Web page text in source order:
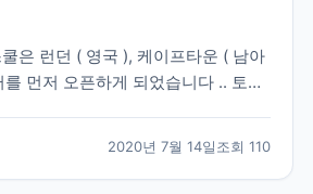
은 런던 ( 영국 ), 케이프타운 ( 남아
먼저 오픈하게 되었습니다 .. 토베
, 런던센터로 변경을 하실 수 있습니
10...
2020년 7월 14일조회 110